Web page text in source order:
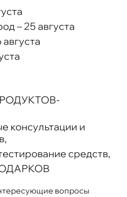
– 25 августа
консультации и
средств,
вопросы